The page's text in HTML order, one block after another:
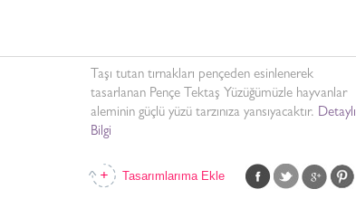
Taşı tutan tırnakları pençeden esinlenerek
tasarlanan Pençe Tektaş Yüzüğümüzle hayvanlar
aleminin güçlü yüzü tarzınıza yansıyacaktır. Detaylı
Bilgi
Tasarımlarıma Ekle